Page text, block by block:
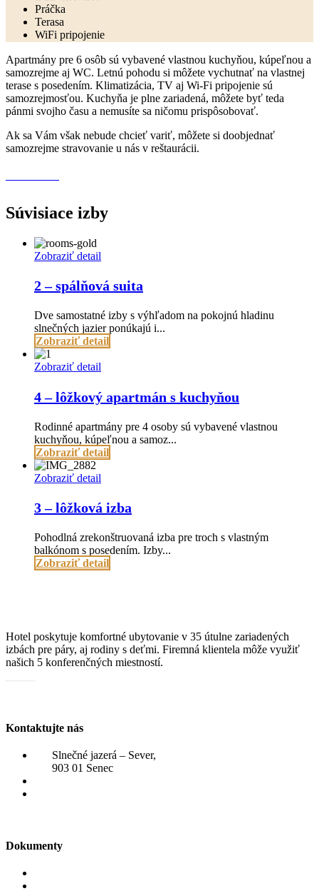
Práčka
Terasa
WiFi pripojenie
Apartmány pre 6 osôb sú vybavené vlastnou kuchyňou, kúpeľnou a
samozrejme aj WC. Letnú pohodu si môžete vychutnať na vlastnej
terase s posedením. Klimatizácia, TV aj Wi-Fi pripojenie sú
samozrejmosťou. Kuchyňa je plne zariadená, môžete byť teda
pánmi svojho času a nemusíte sa ničomu prispôsobovať.
Ak sa Vám však nebude chcieť variť, môžete si doobjednať
samozrejme stravovanie u nás v reštaurácii.
Súvisiace izby
Zobraziť detail
2 – spálňová suita
Dve samostatné izby s výhľadom na pokojnú hladinu
slnečných jazier ponúkajú i...
Zobraziť detail
Zobraziť detail
4 – lôžkový apartmán s kuchyňou
Rodinné apartmány pre 4 osoby sú vybavené vlastnou
kuchyňou, kúpeľnou a samoz...
Zobraziť detail
Zobraziť detail
3 – lôžková izba
Pohodlná zrekonštruovaná izba pre troch s vlastným
balkónom s posedením. Izby...
Zobraziť detail
Hotel poskytuje komfortné ubytovanie v 35 útulne zariadených
izbách pre páry, aj rodiny s deťmi. Firemná klientela môže využiť
našich 5 konferenčných miestností.
Kontaktujte nás
Slnečné jazerá – Sever,
903 01 Senec
Dokumenty